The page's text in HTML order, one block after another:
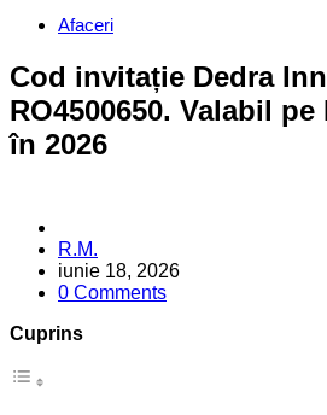
Categories
Afaceri
Cod invitație Dedra
RO4500650. Valabil
în 2026
Posted
by
R.M.
iunie 18, 2026
0 Comments
Cuprins